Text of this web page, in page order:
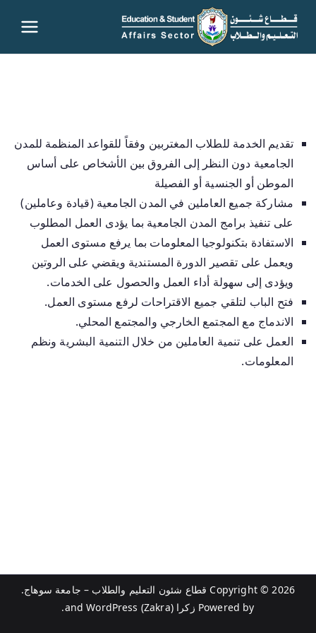
قطاع
والطلاب
– جامعة
سوهاج
تقديم الخدمة للطلاب المغتربين وفقاً للقواعد المنظمة للمدن
الجامعية دون النظر إلى الفروق بين الأشخاص على أساس
الموطن أو الجنسية أو الفصيلة
مشاركة جميع العاملين في المدن الجامعية (قيادة وعاملين)
على تنفيذ برامج المدن الجامعية بما يؤدى العمل المطلوب
الاستفادة بتكنولوجيا المعلومات بما يرفع مستوى العمل
ويعمل على تقصير الدورة المستندية ويقضي على الروتين
ويؤدى إلى سهولة أداء العمل والحصول على الخدمات.
فتح الباب لتلقي جميع الاقتراحات لرفع مستوى العمل.
الاندماج مع المجتمع الخارجي والمجتمع المحلي.
العمل على تنمية العاملين من خلال التنمية البشرية ونظم
المعلومات.
Copyright © 2026 قطاع شئون التعليم والطلاب – جامعة سوهاج.
Powered by زكرا (Zakra) WordPress
.